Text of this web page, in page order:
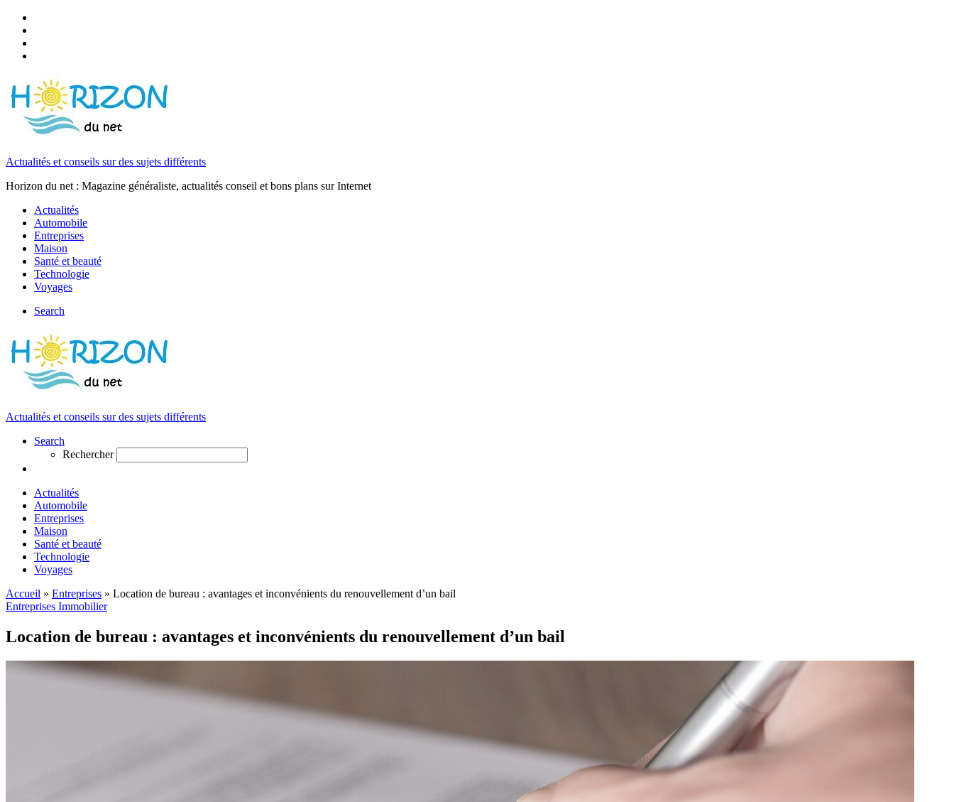
Actualités et conseils sur des sujets différents
Horizon du net : Magazine généraliste, actualités conseil et bons plans sur Internet
Actualités
Automobile
Entreprises
Maison
Santé et beauté
Technologie
Voyages
Search
Actualités et conseils sur des sujets différents
Search
Rechercher
Actualités
Automobile
Entreprises
Maison
Santé et beauté
Technologie
Voyages
Accueil » Entreprises » Location de bureau : avantages et inconvénients du renouvellement d’un bail
Entreprises Immobilier
Location de bureau : avantages et inconvénients du renouvellement d’un bail